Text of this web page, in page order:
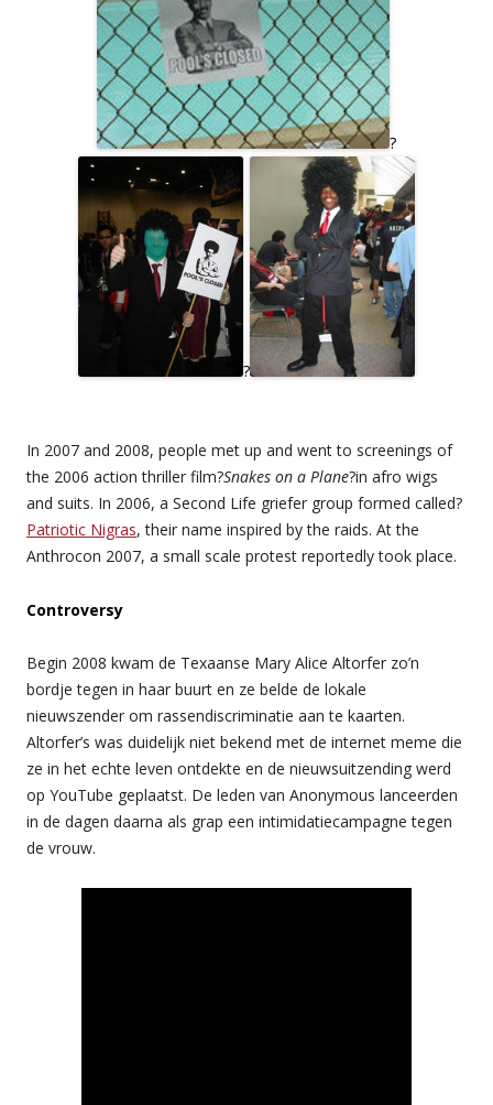
?
?
In 2007 and 2008, people met up and went to screenings of
the 2006 action thriller film?Snakes on a Plane?in afro wigs
and suits. In 2006, a Second Life griefer group formed called?
Patriotic Nigras, their name inspired by the raids. At the
Anthrocon 2007, a small scale protest reportedly took place.
Controversy
Begin 2008 kwam de Texaanse Mary Alice Altorfer zo’n
bordje tegen in haar buurt en ze belde de lokale
nieuwszender om rassendiscriminatie aan te kaarten.
Altorfer’s was duidelijk niet bekend met de internet meme die
ze in het echte leven ontdekte en de nieuwsuitzending werd
op YouTube geplaatst. De leden van Anonymous lanceerden
in de dagen daarna als grap een intimidatiecampagne tegen
de vrouw.